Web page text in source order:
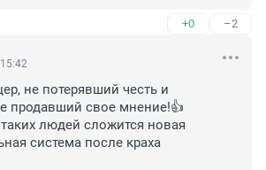
+0 –2
не потерявший честь и
продавший свое мнение!👍
людей сложится новая
система после краха